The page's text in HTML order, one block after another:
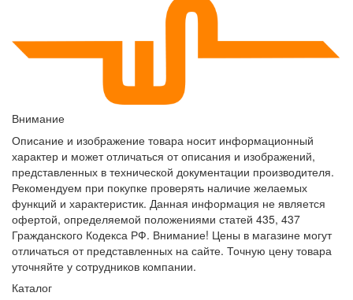
Внимание
Описание и изображение товара носит информационный
характер и может отличаться от описания и изображений,
представленных в технической документации производителя.
Рекомендуем при покупке проверять наличие желаемых
функций и характеристик. Данная информация не является
офертой, определяемой положениями статей 435, 437
Гражданского Кодекса РФ. Внимание! Цены в магазине могут
отличаться от представленных на сайте. Точную цену товара
уточняйте у сотрудников компании.
Каталог